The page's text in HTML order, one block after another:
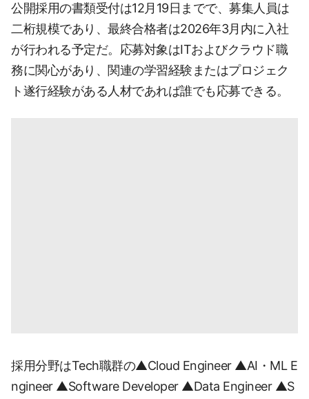
公開採用の書類受付は12月19日までで、募集人員は
二桁規模であり、最終合格者は2026年3月内に入社
が行われる予定だ。応募対象はITおよびクラウド職
務に関心があり、関連の学習経験またはプロジェク
ト遂行経験がある人材であれば誰でも応募できる。
採用分野はTech職群の▲Cloud Engineer ▲AI・ML E
ngineer ▲Software Developer ▲Data Engineer ▲S